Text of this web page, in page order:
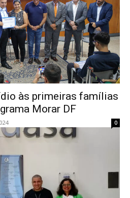
às primeiras famílias
Morar DF
0